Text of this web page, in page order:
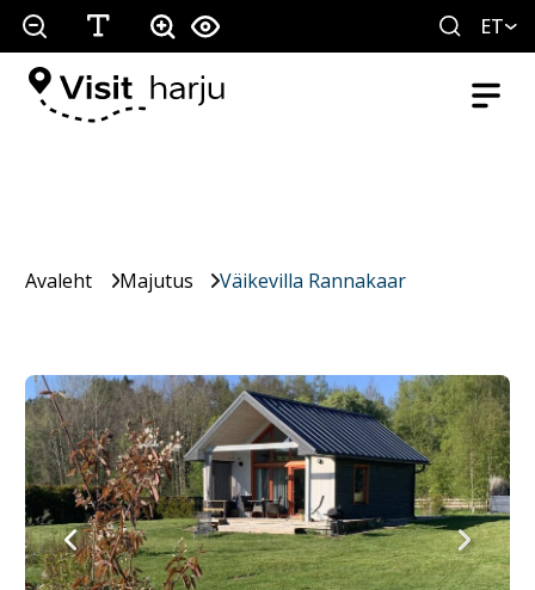
ET
Avaleht Majutus Väikevilla Rannakaar